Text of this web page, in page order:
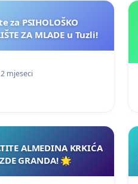
za PSIHOLOŠKO
ZA MLADE u Tuzli!
mjeseci
ALMEDINA KRKIĆA
GRANDA! 🌟